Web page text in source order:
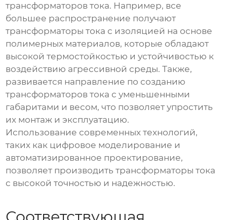
трансформаторов тока. Например, все
большее распространение получают
трансформаторы тока с изоляцией на основе
полимерных материалов, которые обладают
высокой термостойкостью и устойчивостью к
воздействию агрессивной среды. Также,
развивается направление по созданию
трансформаторов тока с уменьшенными
габаритами и весом, что позволяет упростить
их монтаж и эксплуатацию.
Использование современных технологий,
таких как цифровое моделирование и
автоматизированное проектирование,
позволяет производить трансформаторы тока
с высокой точностью и надежностью.